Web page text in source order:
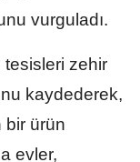
vurguladı.
zehir
kaydederek,
bir ürün
evler,